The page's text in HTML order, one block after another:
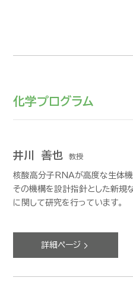
化学プログラム
井川 善也 教授
核酸高分子RNAが高度な生体機
その機構を設計指針とした新
に関して研究を行っています。
詳細ページ